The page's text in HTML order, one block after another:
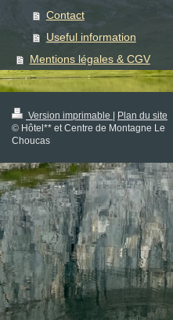
Contact
Useful information
Mentions légales & CGV
Version imprimable
Plan du site
© Hôtel** et Centre de Montagne Le
Choucas